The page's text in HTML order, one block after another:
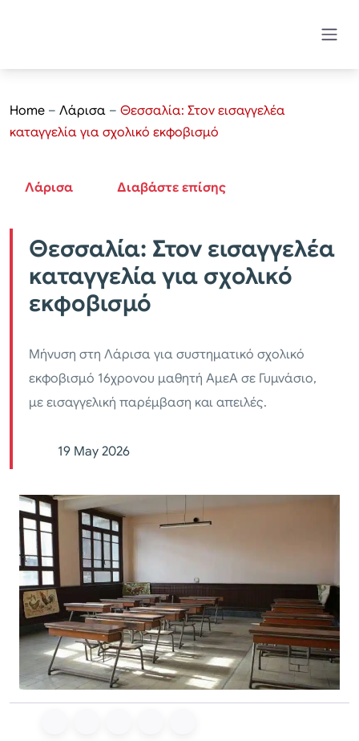
Home – Λάρισα – Θεσσαλία: Στον εισαγγελέα
καταγγελία για σχολικό εκφοβισμό
Λάρισα Διαβάστε επίσης
Θεσσαλία: Στον εισαγγελέα
καταγγελία για σχολικό
εκφοβισμό
Μήνυση στη Λάρισα για συστηματικό σχολικό
εκφοβισμό 16χρονου μαθητή ΑμεΑ σε Γυμνάσιο,
με εισαγγελική παρέμβαση και απειλές.
19 May 2026